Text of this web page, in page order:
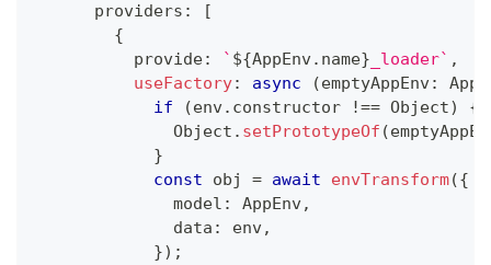
      providers
:
[
{
          provide
: ` ${AppEnv. name} _loader` ,
useFactory: async (emptyAppEnv:
if
(env. constructor !== Object)
{
              Object
. setPrototypeOf (
}
const obj = await envTransform({
              model
: AppEnv,
              data
: env,
}) ;